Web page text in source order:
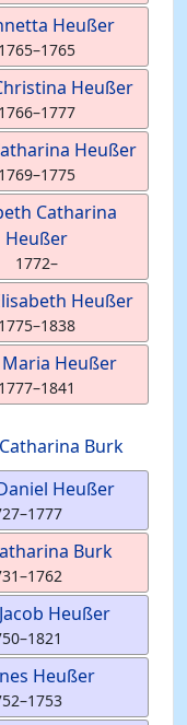
Heußer
1765–1765
Heußer
1766–1777
Heußer
1769–1775
Catharina
Heußer
1772–
Heußer
1775–1838
Heußer
1777–1841
Burk
Heußer
–1777
Burk
–1762
Heußer
–1821
Heußer
–1753